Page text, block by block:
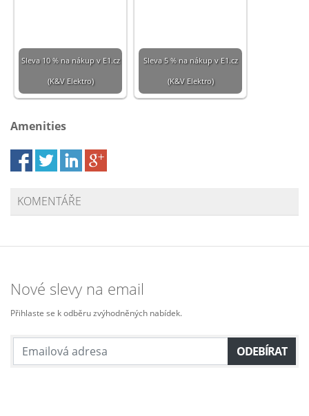
Sleva 10 % na nákup v E1.cz
(K&V Elektro)
Sleva 5 % na nákup v E1.cz
(K&V Elektro)
Amenities
KOMENTÁŘE
Nové slevy na email
Přihlaste se k odběru zvýhodněných nabídek.
ODEBÍRAT